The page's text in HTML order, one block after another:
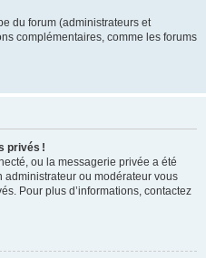
du forum (administrateurs et
complémentaires, comme les forums
privés !
ou la messagerie privée a été
administrateur ou modérateur vous
Pour plus d’informations, contactez